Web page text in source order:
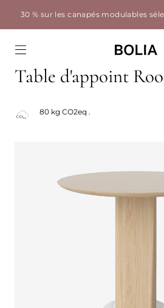
30 % sur les canapés modulables
Table d'appoint
80 kg CO2eq .